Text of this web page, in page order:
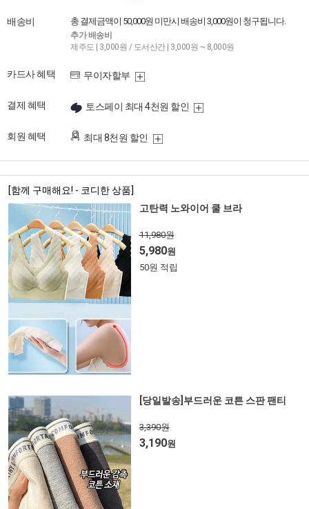
배송비 총 결제금액이 50,000원 미만시 배송비 3,000원이 청구됩니다.
추가 배송비
제주도 | 3,000원 / 도서산간 | 3,000원 ~ 8,000원
카드사 혜택 무이자할부
결제 혜택 토스페이 최대 4천원 할인
회원 혜택 최대 8천원 할인
[함께 구매해요! - 코디한 상품]
고탄력 노와이어 쿨 브라
11,980원
5,980원
50원 적립
[당일발송]부드러운 코튼 스판 팬티
3,390원
3,190원